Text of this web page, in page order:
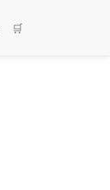
🛒